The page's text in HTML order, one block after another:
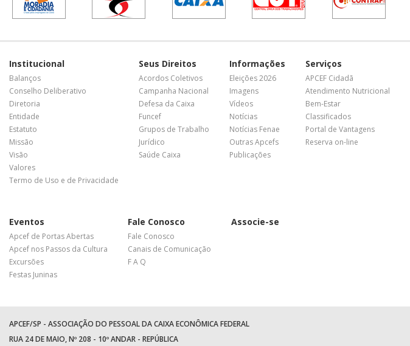
Institucional
Balanços
Conselho Deliberativo
Diretoria
Entidade
Estatuto
Missão
Visão
Valores
Termo de Uso e de Privacidade
Seus Direitos
Acordos Coletivos
Campanha Nacional
Defesa da Caixa
Funcef
Grupos de Trabalho
Jurídico
Saúde Caixa
Informações
Eleições 2026
Imagens
Vídeos
Notícias
Notícias Fenae
Outras Apcefs
Publicações
Serviços
APCEF Cidadã
Atendimento Nutricional
Bem-Estar
Classificados
Portal de Vantagens
Reserva on-line
Eventos
Apcef de Portas Abertas
Apcef nos Passos da Cultura
Excursões
Festas Juninas
Fale Conosco
Fale Conosco
Canais de Comunicação
F A Q
Associe-se
APCEF/SP - ASSOCIAÇÃO DO PESSOAL DA CAIXA ECONÔMICA FEDERAL
RUA 24 DE MAIO, Nº 208 - 10º ANDAR - REPÚBLICA